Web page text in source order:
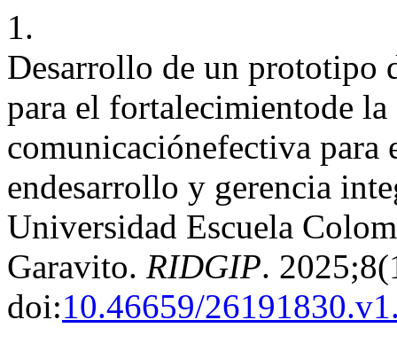
1.
Desarrollo de un prototipo
para el fortalecimientode
comunicaciónefectiva para
endesarrollo y gerencia
Universidad Escuela
Garavito. RIDGIP.
doi:10.46659/